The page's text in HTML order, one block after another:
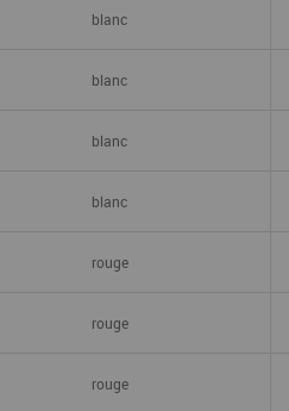
blanc
blanc
blanc
blanc
rouge
rouge
rouge